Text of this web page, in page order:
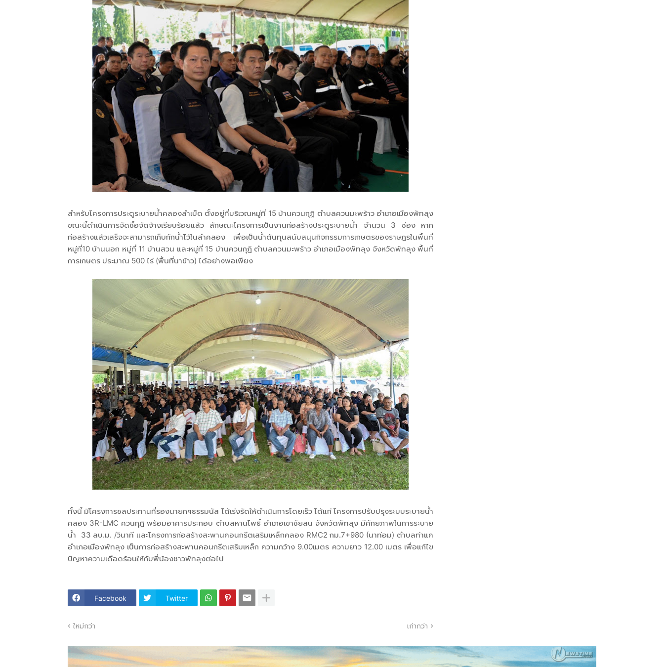
สำหรับโครงการประตูระบายน้ำคลองลำเบ็ด ตั้งอยู่ที่บริเวณหมู่ที่ 15 บ้านควนกุฏิ ตำบลควนมะพร้าว อำเภอเมืองพัทลุง
ขณะนี้ดำเนินการจัดซื้อจัดจ้างเรียบร้อยแล้ว ลักษณะโครงการเป็นงานก่อสร้างประตูระบายน้ำ จำนวน 3 ช่อง หาก
ก่อสร้างแล้วเสร็จจะสามารถเก็บกักน้ำไว้ในลำคลอง เพื่อเป็นน้ำต้นทุนสนับสนุนกิจกรรมการเกษตรของราษฎรในพื้นที่
หมู่ที่10 บ้านนอก หมู่ที่ 11 บ้านสวน และหมู่ที่ 15 บ้านควนกุฏิ ตำบลควนมะพร้าว อำเภอเมืองพัทลุง จังหวัดพัทลุง พื้นที่
การเกษตร ประมาณ 500 ไร่ (พื้นที่นาข้าว) ได้อย่างพอเพียง
ทั้งนี้ มีโครงการชลประทานที่รองนายกฯธรรมนัส ได้เร่งรัดให้ดำเนินการโดยเร็ว ได้แก่ โครงการปรับปรุงระบบระบายน้ำ
คลอง 3R-LMC ควนกุฎิ พร้อมอาคารประกอบ ตำบลหานโพธิ์ อำเภอเขาชัยสน จังหวัดพัทลุง มีศักยภาพในการระบาย
น้ำ 33 ลบ.ม. /วินาที และโครงการก่อสร้างสะพานคอนกรีตเสริมเหล็กคลอง RMC2 กม.7+980 (นาท่อม) ตำบลท่าแค
อำเภอเมืองพัทลุง เป็นการก่อสร้างสะพานคอนกรีตเสริมเหล็ก ความกว้าง 9.00เมตร ความยาว 12.00 เมตร เพื่อแก้ไข
ปัญหาความเดือดร้อนให้กับพี่น้องชาวพัทลุงต่อไป
Facebook Twitter
ใหม่กว่า เก่ากว่า